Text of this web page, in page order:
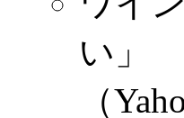
い」
（